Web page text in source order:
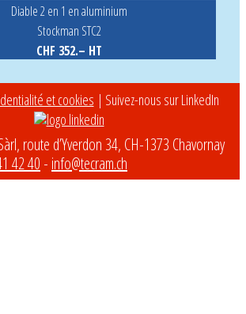
Diable 2 en 1 en aluminium
Stockman STC2
CHF 352.– HT
et cookies | Suivez-nous sur LinkedIn
route d’Yverdon 34, CH-1373 Chavornay
42 40 - info@tecram.ch